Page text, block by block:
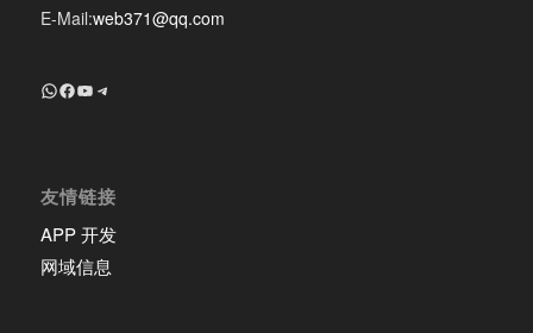
E-Mail:web371@qq.com
+8618639018603
Facebook
YouTube
Telegram
友情链接
APP 开发
网域信息